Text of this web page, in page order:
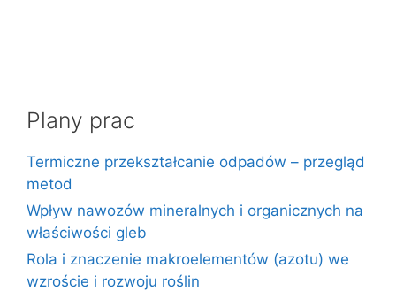
Plany prac
Termiczne przekształcanie odpadów – przegląd
metod
Wpływ nawozów mineralnych i organicznych na
właściwości gleb
Rola i znaczenie makroelementów (azotu) we
wzroście i rozwoju roślin